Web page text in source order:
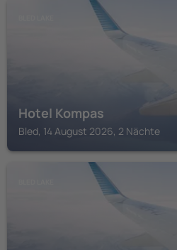
Hotel Kompas
Bled, 14 August 2026, 2 Nächte